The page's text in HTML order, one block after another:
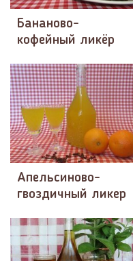
Бананово-
кофейный ликёр
Апельсиново-
гвоздичный ликер